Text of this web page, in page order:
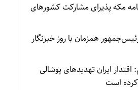
مکه پذیرای مشارکت کشورهای
همزمان با روز خبرنگار
اقتدار ایران تهدیدهای پوشالی
است